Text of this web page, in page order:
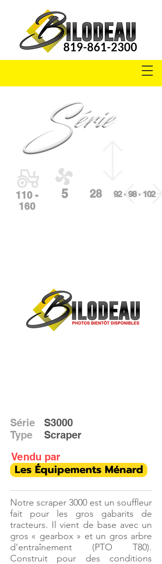
819-861-2300
S3000
110 -
160
5 28 92 · 98 · 102
Série
S3000
Type
Scraper
Vendu par
Les Équipements Ménard
Notre scraper 3000 est un souffleur
fait pour les gros gabarits de
tracteurs. Il vient de base avec un
gros « gearbox » et un gros arbre
d’entraînement (PTO T80).
Construit pour des conditions